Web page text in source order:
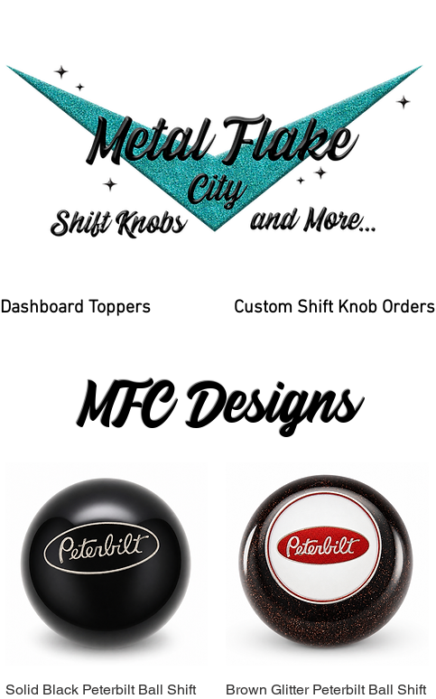
Dashboard Toppers Custom Shift Knob Orders
MFC Designs
Vista rápida
Solid Black Peterbilt Ball Shift
Vista rápida
Brown Glitter Peterbilt Ball Shift